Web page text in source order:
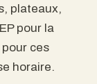
plateaux,
pour la
ces
horaire.